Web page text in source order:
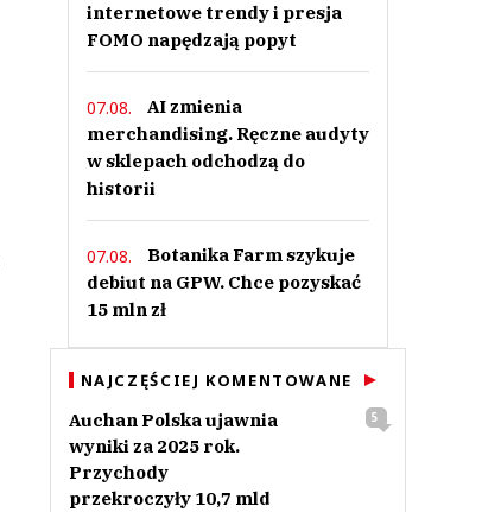
internetowe trendy i presja
FOMO napędzają popyt
07.08.
AI zmienia
merchandising. Ręczne audyty
w sklepach odchodzą do
historii
07.08.
Botanika Farm szykuje
debiut na GPW. Chce pozyskać
15 mln zł
NAJCZĘŚCIEJ KOMENTOWANE
Auchan Polska ujawnia
wyniki za 2025 rok.
Przychody
przekroczyły 10,7 mld
5